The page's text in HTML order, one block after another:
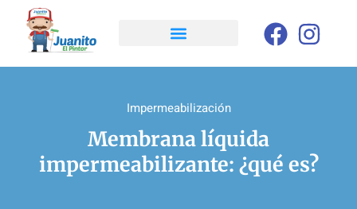
Impermeabilización
Membrana líquida
impermeabilizante: ¿qué es?